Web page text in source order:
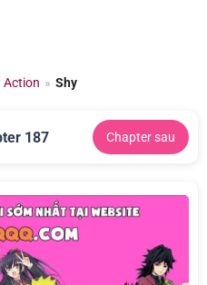
Action » Shy
187 Chapter sau